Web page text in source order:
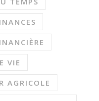
VIE
AGRICOLE